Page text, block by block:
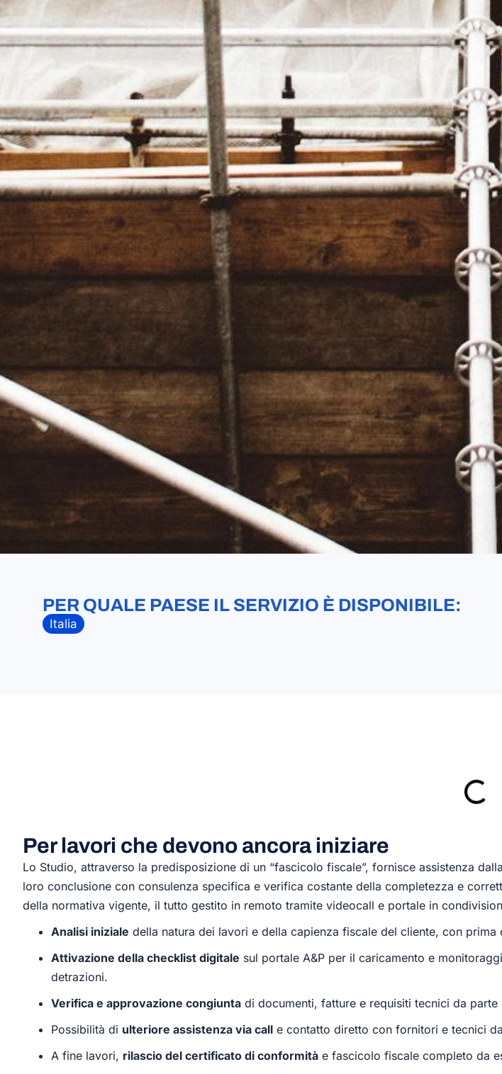
PER QUALE PAESE IL SERVIZIO È DISPONIBILE:
Italia
Per lavori che devono ancora iniziare
Lo Studio, attraverso la predisposizione di un “fascicolo fiscale”, fornisce assistenza
loro conclusione con consulenza specifica e verifica costante della completezza e
della normativa vigente, il tutto gestito in remoto tramite videocall e portale in
Analisi iniziale della natura dei lavori e della capienza fiscale del cliente, con
Attivazione della checklist digitale sul portale A&P per il caricamento e
detrazioni.
Verifica e approvazione congiunta di documenti, fatture e requisiti tecnici da
Possibilità di ulteriore assistenza via call e contatto diretto con fornitori e tecnici
A fine lavori, rilascio del certificato di conformità e fascicolo fiscale completo da